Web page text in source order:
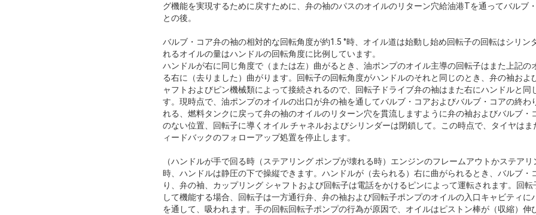
グ機能を実現するために戻すために、弁の袖のパスのオイルのリターン穴給油港Tを通ってバルブ
との後。
バルブ・コア弁の袖の相対的な回転角度が約1.5 °時、オイル道は始動し始め回転子の回転はシリン
れるオイルの量はハンドルの回転角度に比例しています。
ハンドルが右に同じ角度で（または左）曲がるとき、油ポンプのオイル主導の回転子はまた上記の
る右に（去りました）曲がります。回転子の回転角度がハンドルのそれと同じのとき、弁の袖およ
ャフトおよびピン機械類によって接続されるので、回転子ドライブ弁の袖はまた右にハンドルと同
す。現時点で、油ポンプのオイルの出口が弁の袖を通してバルブ・コアおよびバルブ・コアの終わ
れる、燃料タンクに戻って弁の袖のオイルのリターン穴を貫流しますように弁の袖およびバルブ・
のない位置、回転子に導くオイル チャネルおよびシリンダーは閉鎖して。この時点で、タイヤは
ィードバックのフォローアップ処置を停止します。
（ハンドルが手で回る時（ステアリング ポンプが壊れる時）エンジンのフレームアウトかステア
時、ハンドルは静圧の下で操縦できます。ハンドルが（去られる）右に曲がられるとき、バルブ・
り、弁の袖、カップリング シャフトおよび回転子は電話をかけるピンによって運転されます。回
して機能する場合、回転子は一方通行弁、弁の袖および回転子ポンプのオイルの入口キャビティ
を通して、吸われます。手の回転回転子ポンプの行為が原因で、オイルはピストン棒が（収縮）伸